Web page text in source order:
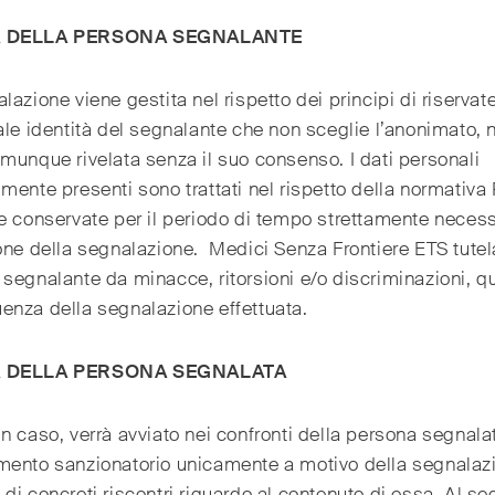
DELLA PERSONA SEGNALANTE
viene gestita nel rispetto dei principi di
identità del segnalante che non sceglie l’anonimato,
rivelata senza il suo consenso. I dati personali
presenti sono trattati nel rispetto della normativa
conservate per il periodo di tempo strettamente
della segnalazione. Medici Senza Frontiere ETS
da minacce, ritorsioni e/o discriminazioni,
della segnalazione effettuata.
DELLA PERSONA SEGNALATA
caso, verrà avviato nei confronti della persona
sanzionatorio unicamente a motivo della